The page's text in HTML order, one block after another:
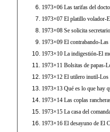
1973×06 Las tarifas del
1973×07 El platillo volador-
1973×08 Se solicita
1973×09 El contrabando-
1973×10 La indigestión-El
1973×11 Bolsitas de papas-
1973×12 El utilero inutil-Los
1973×13 Qué es lo que hay
1973×14 Las coplas
1973×15 La casa del
1973×16 El desayuno de El